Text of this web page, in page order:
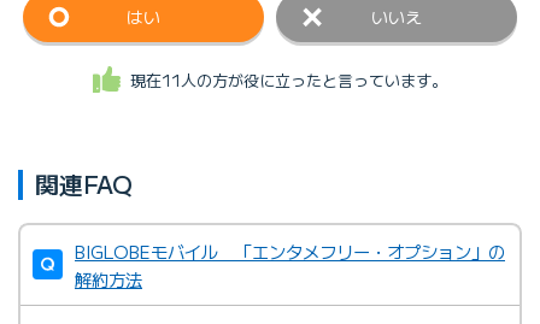
はい いいえ
現在11人の方が役に立ったと言っています。
関連FAQ
BIGLOBEモバイル 「エンタメフリー・オプション」の
解約方法